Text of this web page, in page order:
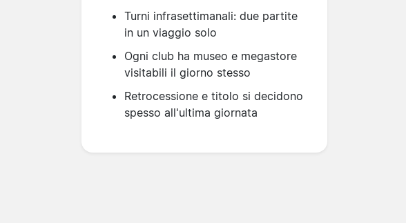
Turni infrasettimanali: due partite
in un viaggio solo
Ogni club ha museo e megastore
visitabili il giorno stesso
Retrocessione e titolo si decidono
spesso all'ultima giornata